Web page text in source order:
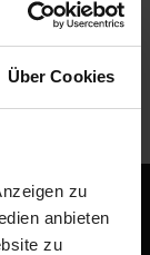
Über Cookies
zu
anbieten
zu